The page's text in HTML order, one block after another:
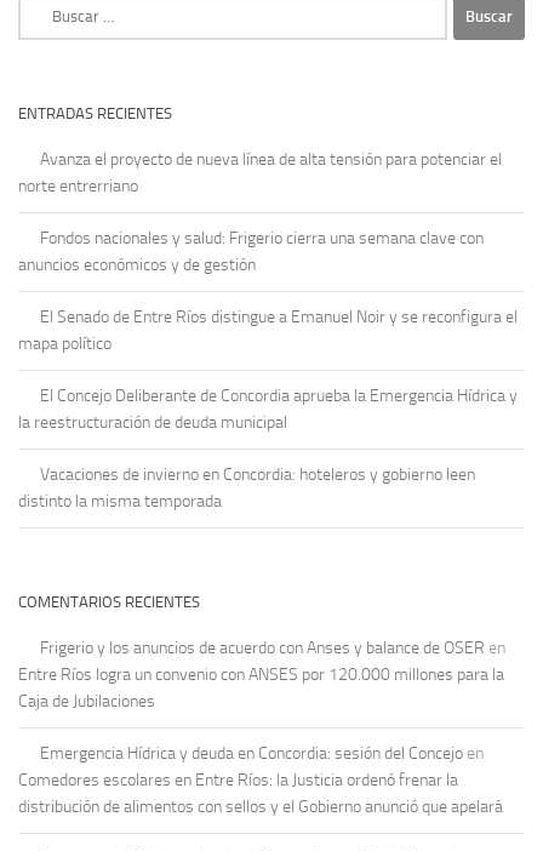
ENTRADAS RECIENTES
Avanza el proyecto de nueva línea de alta tensión para potenciar el
norte entrerriano
Fondos nacionales y salud: Frigerio cierra una semana clave con
anuncios económicos y de gestión
El Senado de Entre Ríos distingue a Emanuel Noir y se reconfigura el
mapa político
El Concejo Deliberante de Concordia aprueba la Emergencia Hídrica y
la reestructuración de deuda municipal
Vacaciones de invierno en Concordia: hoteleros y gobierno leen
distinto la misma temporada
COMENTARIOS RECIENTES
Frigerio y los anuncios de acuerdo con Anses y balance de OSER en
Entre Ríos logra un convenio con ANSES por 120.000 millones para la
Caja de Jubilaciones
Emergencia Hídrica y deuda en Concordia: sesión del Concejo en
Comedores escolares en Entre Ríos: la Justicia ordenó frenar la
distribución de alimentos con sellos y el Gobierno anunció que apelará